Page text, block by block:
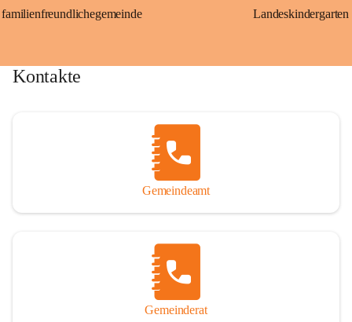
familienfreundlichegemeinde
Kontakte
Gemeindeamt
Gemeinderat